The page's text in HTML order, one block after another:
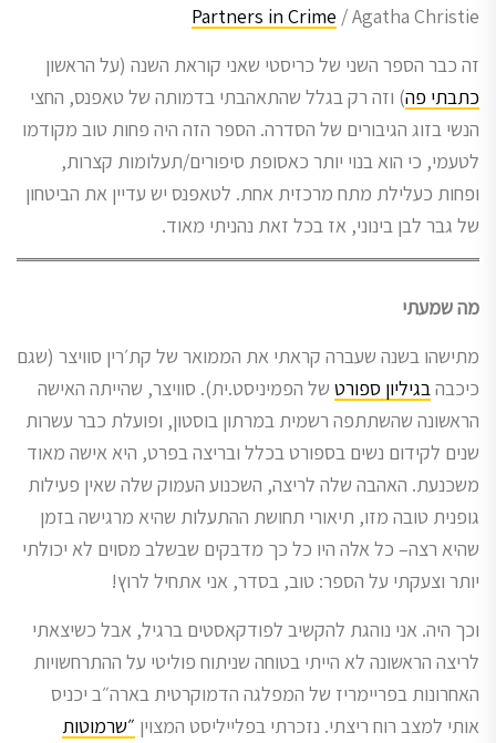
Partners in Crime / Agatha Christie
זה כבר הספר השני של כריסטי שאני קוראת השנה (על הראשון
כתבתי פה) וזה רק בגלל שהתאהבתי בדמותה של טאפנס, החצי
הנשי בזוג הגיבורים של הסדרה. הספר הזה היה פחות טוב מקודמו
לטעמי, כי הוא בנוי יותר כאסופת סיפורים/תעלומות קצרות,
ופחות כעלילת מתח מרכזית אחת. לטאפנס יש עדיין את הביטחון
של גבר לבן בינוני, אז בכל זאת נהניתי מאוד.
מה שמעתי
מתישהו בשנה שעברה קראתי את הממואר של קת׳רין סוויצר (שגם
כיכבהבגיליון ספורט של הפמיניסט.ית). סוויצר, שהייתה האישה
הראשונה שהשתתפה רשמית במרתון בוסטון, ופועלת כבר עשרות
שנים לקידום נשים בספורט בכלל ובריצה בפרט, היא אישה מאוד
משכנעת. האהבה שלה לריצה, השכנוע העמוק שלה שאין פעילות
גופנית טובה מזו, תיאורי תחושת ההתעלות שהיא מרגישה בזמן
שהיא רצה– כל אלה היו כל כך מדבקים שבשלב מסוים לא יכולתי
יותר וצעקתי על הספר: טוב, בסדר, אני אתחיל לרוץ!
וכך היה. אני נוהגת להקשיב לפודקאסטים ברגיל, אבל כשיצאתי
לריצה הראשונה לא הייתי בטוחה שניתוח פוליטי על ההתרחשויות
האחרונות בפריימריז של המפלגה הדמוקרטית בארה״ב יכניס
אותי למצב רוח ריצתי. נזכרתי בפלייליסט המצוין ״שרמוטות